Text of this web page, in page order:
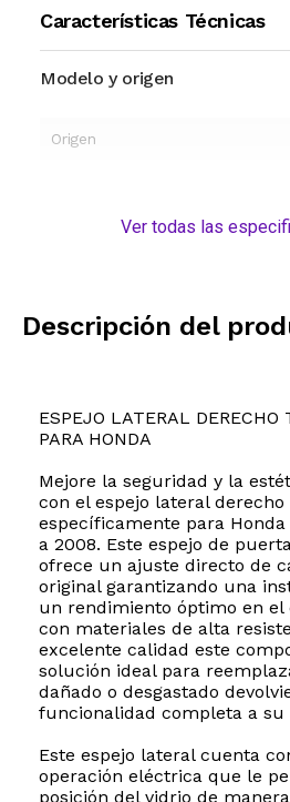
Características Técnicas
Modelo y origen
Origen
Ver todas las
Descripción del
ESPEJO LATERAL DERECHO
PARA HONDA
Mejore la seguridad y la
con el espejo lateral derecho
específicamente para
a 2008. Este espejo de
ofrece un ajuste directo de
original garantizando una
un rendimiento óptimo en el
con materiales de alta
excelente calidad este
solución ideal para
dañado o desgastado
funcionalidad completa a su
Este espejo lateral cuenta
operación eléctrica que le
posición del vidrio de